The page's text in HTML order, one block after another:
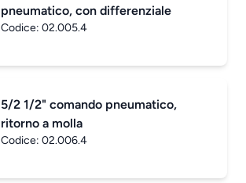
pneumatico, con differenziale
Codice: 02.005.4
5/2 1/2" comando pneumatico,
ritorno a molla
Codice: 02.006.4